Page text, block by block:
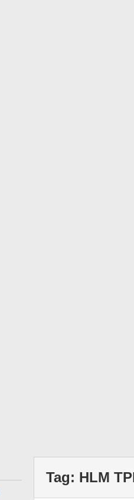
Tag: HLM